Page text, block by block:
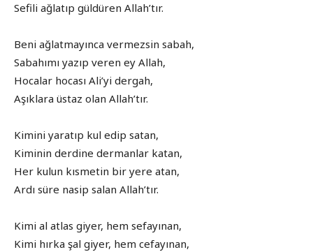
Sefili ağlatıp güldüren Allah’tır.
Beni ağlatmayınca vermezsin sabah,
Sabahımı yazıp veren ey Allah,
Hocalar hocası Ali’yi dergah,
Aşıklara üstaz olan Allah’tır.
Kimini yaratıp kul edip satan,
Kiminin derdine dermanlar katan,
Her kulun kısmetin bir yere atan,
Ardı süre nasip salan Allah’tır.
Kimi al atlas giyer, hem sefayınan,
Kimi hırka şal giyer, hem cefayınan,